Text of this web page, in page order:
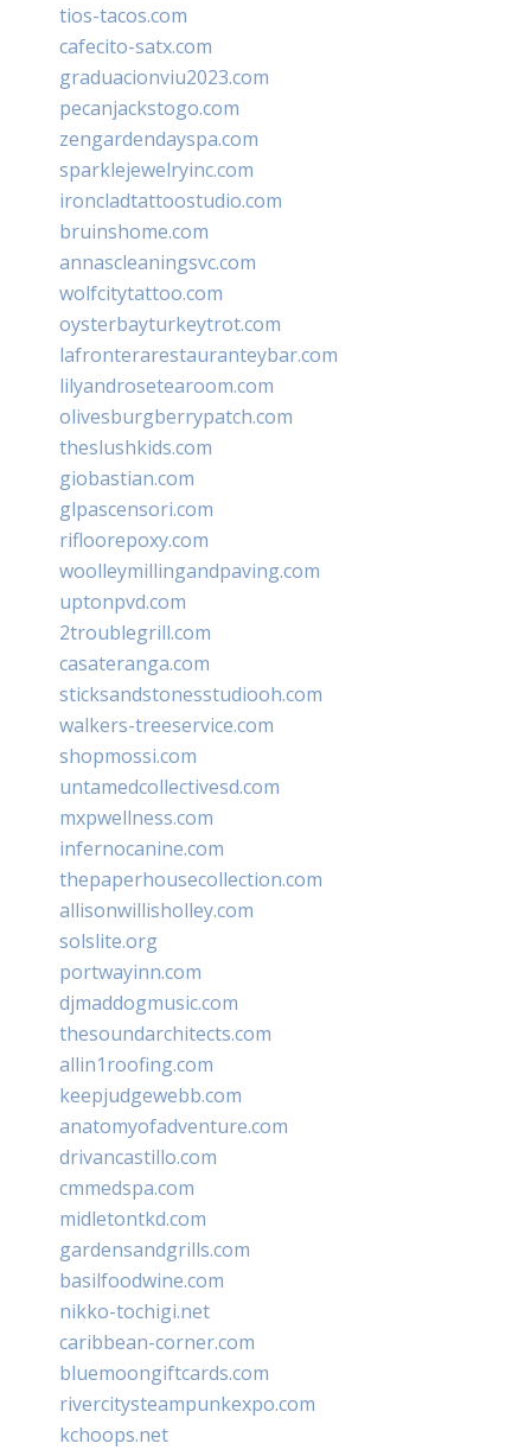
tios-tacos.com
cafecito-satx.com
graduacionviu2023.com
pecanjackstogo.com
zengardendayspa.com
sparklejewelryinc.com
ironcladtattoostudio.com
bruinshome.com
annascleaningsvc.com
wolfcitytattoo.com
oysterbayturkeytrot.com
lafronterarestauranteybar.com
lilyandrosetearoom.com
olivesburgberrypatch.com
theslushkids.com
giobastian.com
glpascensori.com
rifloorepoxy.com
woolleymillingandpaving.com
uptonpvd.com
2troublegrill.com
casateranga.com
sticksandstonesstudiooh.com
walkers-treeservice.com
shopmossi.com
untamedcollectivesd.com
mxpwellness.com
infernocanine.com
thepaperhousecollection.com
allisonwillisholley.com
solslite.org
portwayinn.com
djmaddogmusic.com
thesoundarchitects.com
allin1roofing.com
keepjudgewebb.com
anatomyofadventure.com
drivancastillo.com
cmmedspa.com
midletontkd.com
gardensandgrills.com
basilfoodwine.com
nikko-tochigi.net
caribbean-corner.com
bluemoongiftcards.com
rivercitysteampunkexpo.com
kchoops.net